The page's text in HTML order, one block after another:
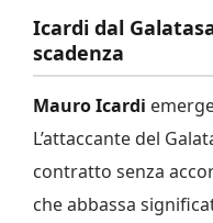
Icardi dal
scadenza
Mauro Icardi
L’attaccante del
contratto senza
che abbassa